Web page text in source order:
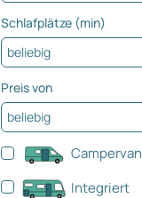
Schlafplätze (min)
Preis von
Campervan
Integriert